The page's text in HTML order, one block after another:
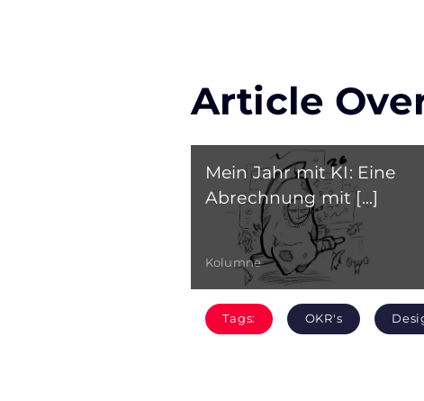
Article
Mein Jahr mit KI: Eine
Abrechnung mit [...]
Kolumne
Tags: OKR's